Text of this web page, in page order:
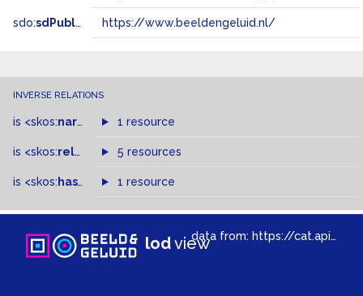
sdo:sdPublisher https://www.beeldengeluid.nl/
INVERSE RELATIONS
is <skos:narrowMatch >of
1 resource
is <skos:related > of
5 resources
is <skos: hasTopConcept >of
1 resource
lodviewdata from: https://cat.apis.beeldengeluid.nl/sparql